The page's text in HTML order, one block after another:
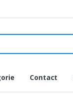
Contact